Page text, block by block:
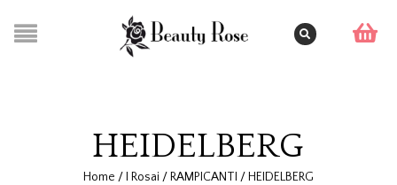
HEIDELBERG
Home / I Rosai / RAMPICANTI / HEIDELBERG